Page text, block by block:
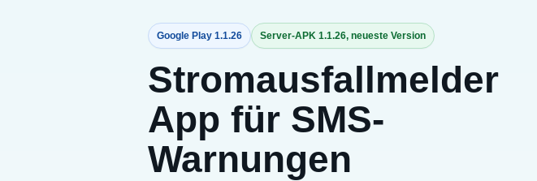
Google Play 1.1.26 Server-APK 1.1.26, neueste Version
Stromausfallmelder
App für SMS-
Warnungen